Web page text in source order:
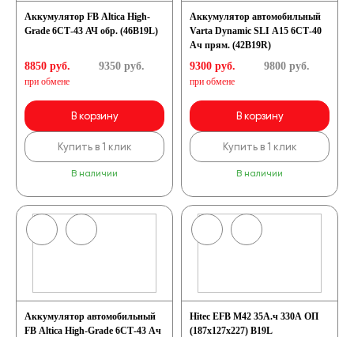
Аккумулятор FB Altica High-
Grade 6СТ-43 АЧ обр. (46B19L)
8850 руб.
при обмене
9350руб.
В корзину
Купить в 1 клик
В наличии
Аккумулятор автомобильный
Varta Dynamic SLI A15 6СТ-40
Ач прям. (42B19R)
9300 руб.
при обмене
9800руб.
В корзину
Купить в 1 клик
В наличии
Аккумулятор автомобильный
FB Altica High-Grade 6СТ-43 Ач
Hitec EFB M42 35А.ч 330А ОП
(187x127x227) B19L